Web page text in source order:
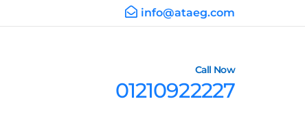
info@ataeg.com
Call Now
01210922227